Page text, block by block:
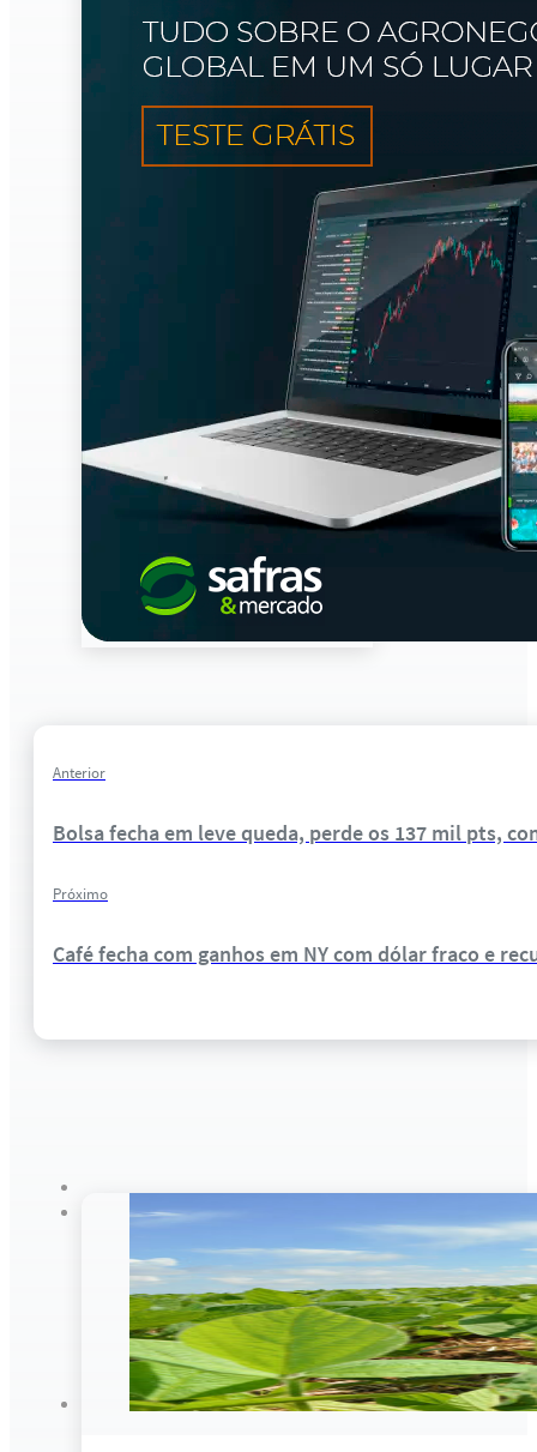
Anterior
Bolsa fecha em leve queda, perde os 137 mil pts,
Próximo
Café fecha com ganhos em NY com dólar fraco e